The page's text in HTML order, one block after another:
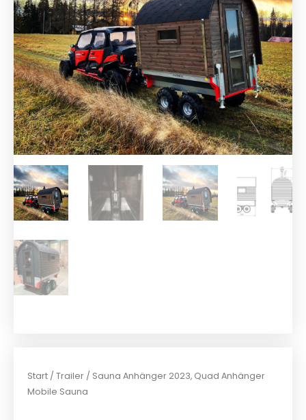
Start / Trailer / Sauna Anhänger 2023, Quad Anhänger
Mobile Sauna